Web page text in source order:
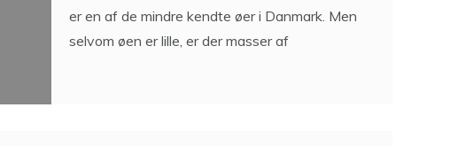
er en af de mindre kendte øer i Danmark. Men
selvom øen er lille, er der masser af